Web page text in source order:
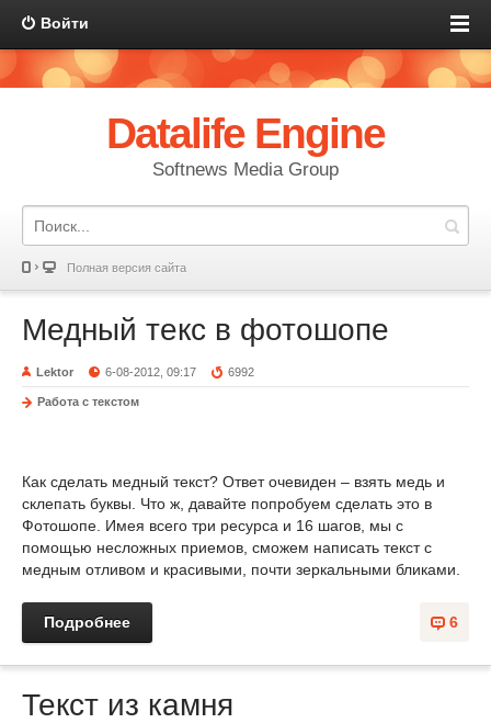
Войти
Datalife Engine
Softnews Media Group
Полная версия сайта
Медный текс в фотошопе
Lektor 6-08-2012, 09:17 6992
Работа с текстом
Как сделать медный текст? Ответ очевиден – взять медь и
склепать буквы. Что ж, давайте попробуем сделать это в
Фотошопе. Имея всего три ресурса и 16 шагов, мы с
помощью несложных приемов, сможем написать текст с
медным отливом и красивыми, почти зеркальными бликами.
6
Подробнее
Текст из камня